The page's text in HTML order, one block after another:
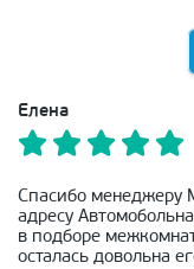
Елена
Спасибо менеджеру
адресу
в подборе
осталась довольна